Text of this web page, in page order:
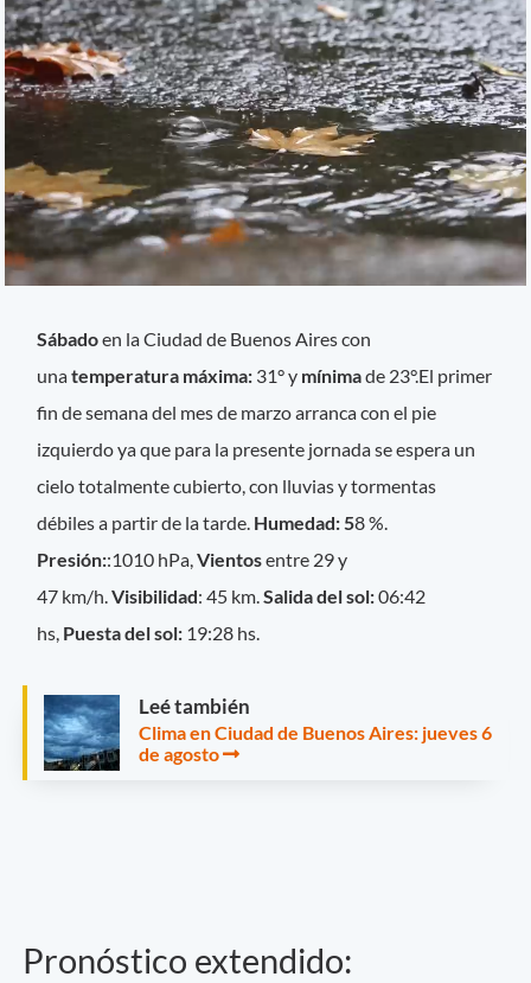
Sábadoen la Ciudad de Buenos Aires con
unatemperatura máxima: 31°y mínimade 23°.El primer
fin de semana del mes de marzo arranca con el pie
izquierdo ya que para la presente jornada se espera un
cielo totalmente cubierto, con lluvias y tormentas
débiles a partir de la tarde. Humedad: 58 %.
Presión::1010 hPa,Vientosentre 29 y
47 km/h.Visibilidad: 45 km.Salida del sol:06:42
hs, Puesta del sol: 19:28 hs.
Leé también
Clima en Ciudad de Buenos Aires: jueves 6
de agosto
Pronóstico extendido: